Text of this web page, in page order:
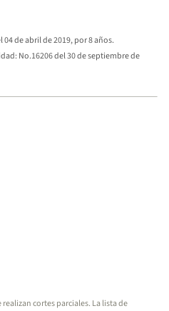
04 de abril de 2019, por 8 años.
No.16206 del 30 de septiembre de
cortes parciales. La lista de